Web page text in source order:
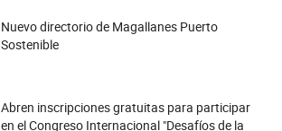
Nuevo directorio de Magallanes Puerto
Sostenible
Abren inscripciones gratuitas para participar
en el Congreso Internacional "Desafíos de la